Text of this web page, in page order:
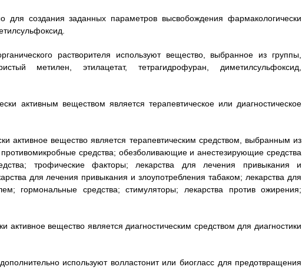
создания заданных параметров высвобождения фармакологически
растворителя используют вещество, выбранное из группы,
метилен, этилацетат, тетрагидрофуран, диметилсульфоксид,
активным веществом является терапевтическое или диагностическое
активное вещество является терапевтическим средством, выбранным из
средства; обезболивающие и анестезирующие средства
трофические факторы; лекарства для лечения привыкания и
для лечения привыкания и злоупотребления табаком; лекарства для
гормональные средства; стимуляторы; лекарства против ожирения;
вещество является диагностическим средством для диагностики
используют волластонит или биогласс для предотвращения